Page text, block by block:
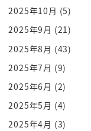
ですがそれがど
させてください
びっくりしてで
その2時間後の
時に国会に緊急
よしこの緊急
大統領が急に発
2025年10月 (5)
2025年9月 (21)
2025年8月 (43)
2025年7月 (9)
2025年6月 (2)
2025年5月 (4)
2025年4月 (3)